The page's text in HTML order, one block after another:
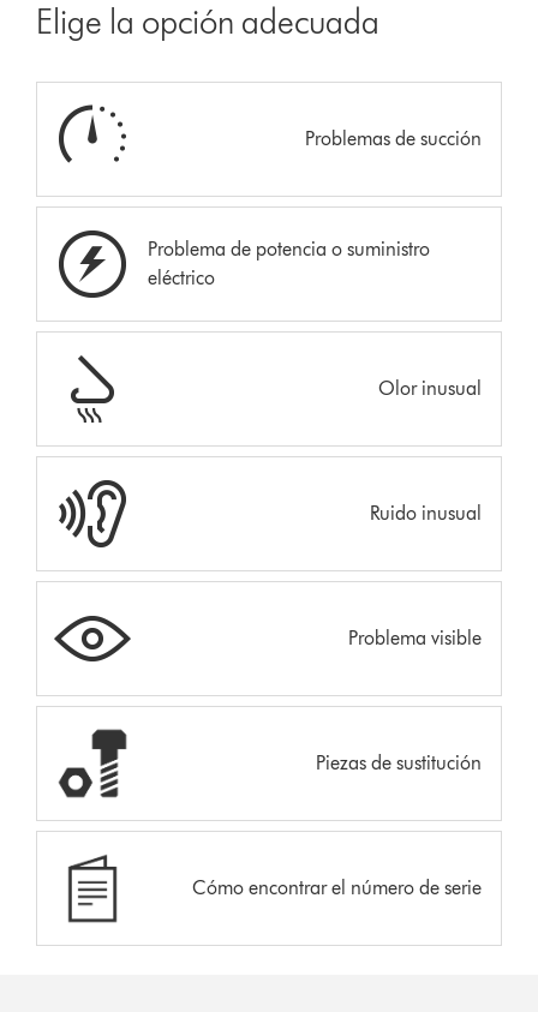
Elige la opción adecuada
Problemas de succión
Problema de potencia o suministro
eléctrico
Olor inusual
Ruido inusual
Problema visible
Piezas de sustitución
Cómo encontrar el número de serie